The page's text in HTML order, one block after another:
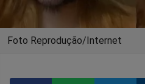
Foto Reprodução/Internet